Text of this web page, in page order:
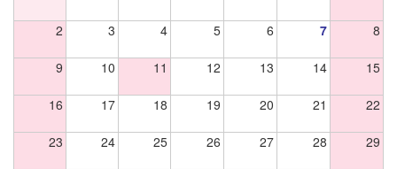
2 3 4 5 6 7 8
9 10 11 12 13 14 15
16 17 18 19 20 21 22
23 24 25 26 27 28 29